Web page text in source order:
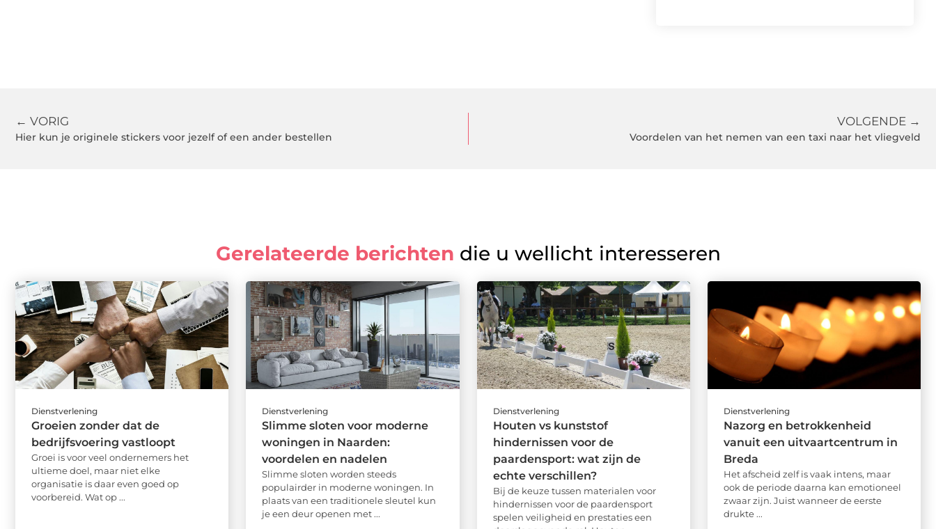
← VORIG
Hier kun je originele stickers voor jezelf of een ander bestellen
VOLGENDE →
Voordelen van het nemen van een taxi naar het vliegveld
Gerelateerde berichten die u wellicht interesseren
Dienstverlening
Groeien zonder dat de
bedrijfsvoering vastloopt
Groei is voor veel ondernemers het
ultieme doel, maar niet elke
organisatie is daar even goed op
voorbereid. Wat op ...
Dienstverlening
Slimme sloten voor moderne
woningen in Naarden:
voordelen en nadelen
Slimme sloten worden steeds
populairder in moderne woningen. In
plaats van een traditionele sleutel kun
je een deur openen met ...
Dienstverlening
Houten vs kunststof
hindernissen voor de
paardensport: wat zijn de
echte verschillen?
Bij de keuze tussen materialen voor
hindernissen voor de paardensport
spelen veiligheid en prestaties een
Dienstverlening
Nazorg en betrokkenheid
vanuit een uitvaartcentrum in
Breda
Het afscheid zelf is vaak intens, maar
ook de periode daarna kan emotioneel
zwaar zijn. Juist wanneer de eerste
drukte ...